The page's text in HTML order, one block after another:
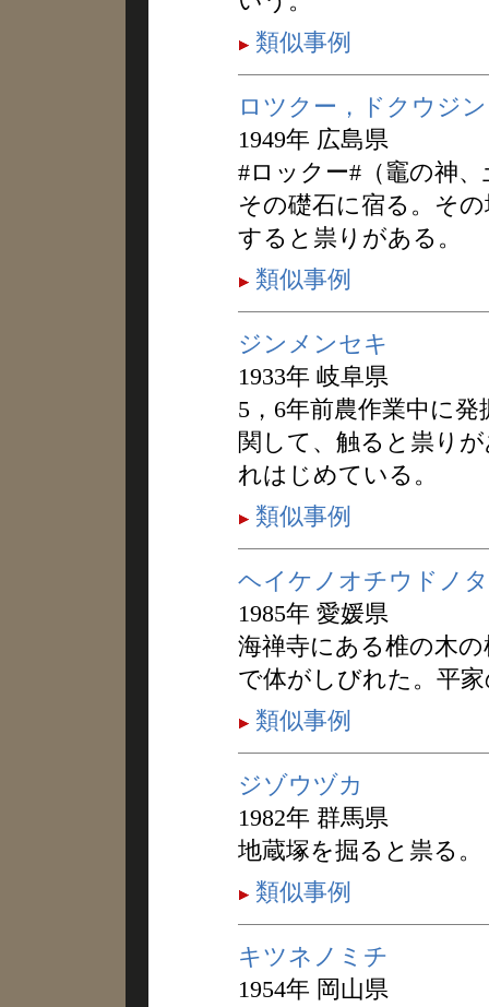
類似事例
ロツクー，ドクウジン
1949年 広島県
#ロックー#（竈の神
その礎石に宿る。そ
すると祟りがある。
類似事例
ジンメンセキ
1933年 岐阜県
5，6年前農作業中に
関して、触ると祟り
れはじめている。
類似事例
ヘイケノオチウドノ
1985年 愛媛県
海禅寺にある椎の木
で体がしびれた。平
類似事例
ジゾウヅカ
1982年 群馬県
地蔵塚を掘ると祟る。
類似事例
キツネノミチ
1954年 岡山県